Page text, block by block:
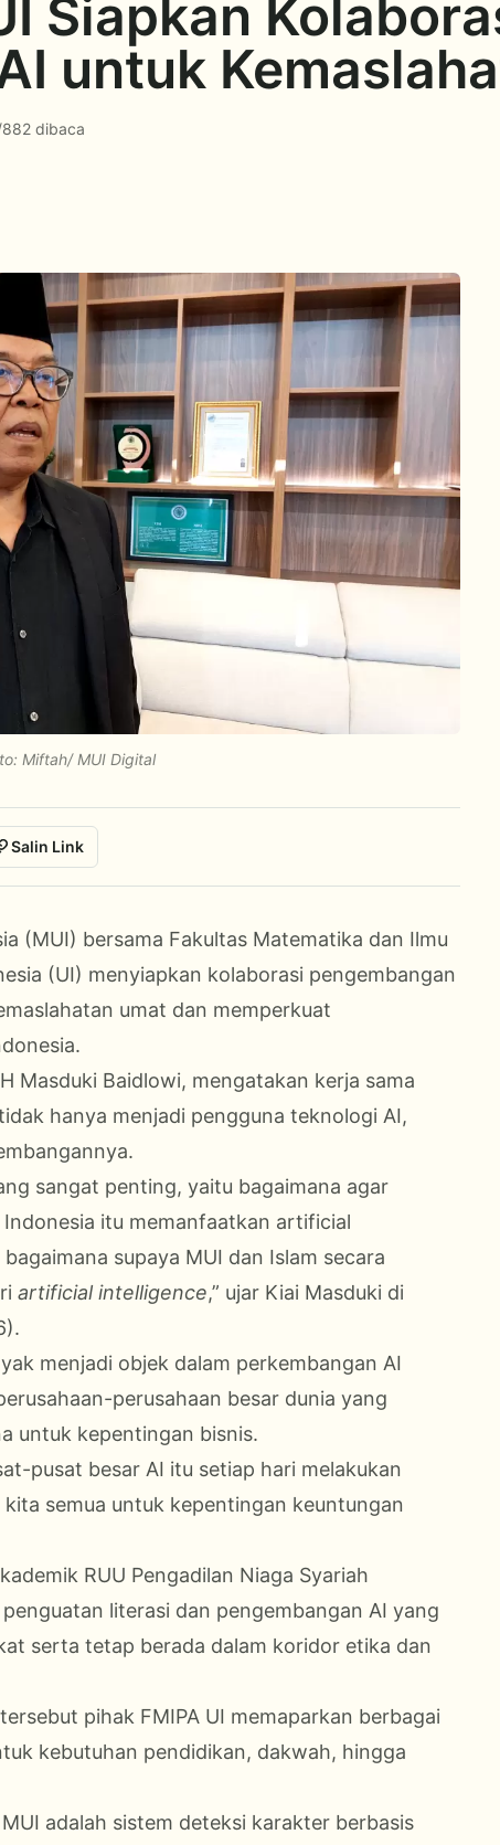
Siapkan
untuk
882 dibaca
Miftah/ MUI Digital
Salin Link
(MUI) bersama Fakultas Matematika dan Ilmu
(UI) menyiapkan kolaborasi pengembangan
umat dan memperkuat
Masduki Baidlowi, mengatakan kerja sama
hanya menjadi pengguna teknologi AI,
sangat penting, yaitu bagaimana agar
itu memanfaatkan artificial
supaya MUI dan Islam secara
artificial intelligence,” ujar Kiai Masduki di
menjadi objek dalam perkembangan AI
perusahaan besar dunia yang
untuk kepentingan bisnis.
pusat besar AI itu setiap hari melakukan
semua untuk kepentingan keuntungan
RUU Pengadilan Niaga Syariah
literasi dan pengembangan AI yang
serta tetap berada dalam koridor etika dan
pihak FMIPA UI memaparkan berbagai
kebutuhan pendidikan, dakwah, hingga
adalah sistem deteksi karakter berbasis